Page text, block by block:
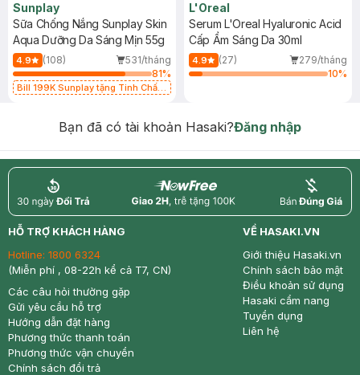
Sunplay
Sữa Chống Nắng Sunplay Skin
Aqua Dưỡng Da Sáng Mịn 55g
4.9 (108)
531/tháng
81%
Bill 199K Sunplay tặng Tinh Chất
L'Oreal
Serum L'Oreal Hyaluronic Acid
Cấp Ẩm Sáng Da 30ml
4.9 (27)
279/tháng
10%
Bạn đã có tài khoản Hasaki?Đăng nhập
return nowfree price
HỖ TRỢ KHÁCH HÀNG
Hotline: 1800 6324
(Miễn phí , 08-22h kể cả T7, CN)
Các câu hỏi thường gặp
Gửi yêu cầu hỗ trợ
Hướng dẫn đặt hàng
Phương thức thanh toán
Phương thức vận chuyển
Chính sách đổi trả
VỀ HASAKI.VN
Giới thiệu Hasaki.vn
Chính sách bảo mật
Điều khoản sử dụng
Hasaki cẩm nang
Tuyển dụng
Liên hệ